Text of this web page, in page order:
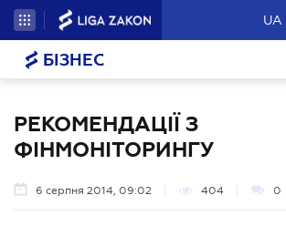
UA
БІЗНЕС
РЕКОМЕНДАЦІЇ З
ФІНМОНІТОРИНГУ
6 серпня 2014, 09:02 404 0